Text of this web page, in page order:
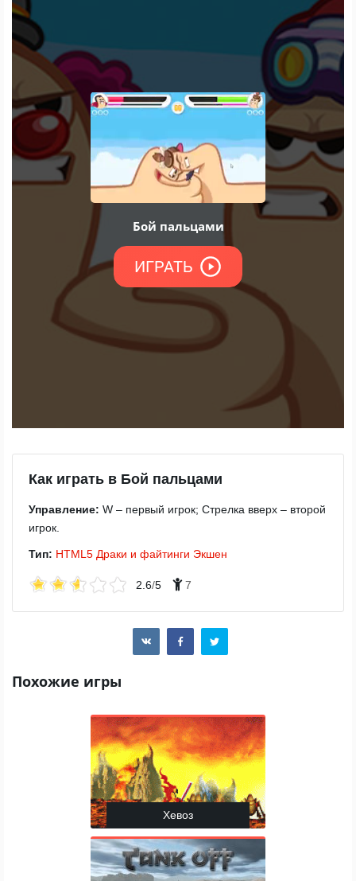
Как играть в Бой пальцами
Управление: W – первый игрок; Стрелка вверх – второй
игрок.
Тип: HTML5 Драки и файтинги Экшен
2.6/5 7
Похожие игры
Хевоз